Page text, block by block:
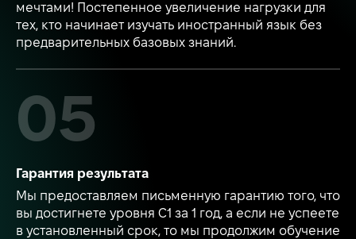
мечтами! Постепенное увеличение нагрузки для
тех, кто начинает изучать иностранный язык без
предварительных базовых знаний.
Гарантия результата
Мы предоставляем письменную гарантию того, что
вы достигнете уровня C1 за 1 год, а если не успеете
в установленный срок, то мы продолжим обучение